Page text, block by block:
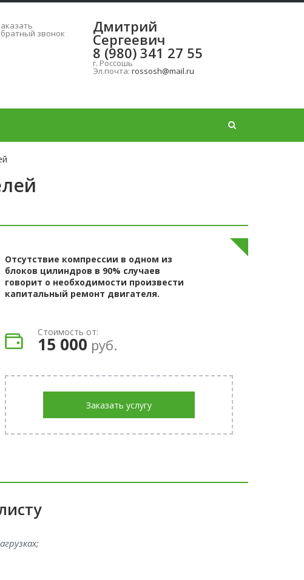
звонок Дмитрий
Сергеевич
8 (980) 341 27 55
г. Россошь
Эл.почта: rossosh@mail.ru
Отсутствие компрессии в одном из
блоков цилиндров в 90% случаев
говорит о необходимости произвести
капитальный ремонт двигателя.
Стоимость от:
15 000 руб.
Заказать услугу